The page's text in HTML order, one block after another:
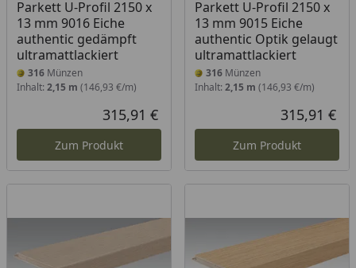
Parkett U-Profil 2150 x
13 mm 9016 Eiche
authentic gedämpft
ultramattlackiert
316 Münzen
Inhalt: 2,15 m (146,93 €/m)
Aktueller Preis
315,91 €
Zum Produkt
Parkett U-Profil 2150 x
13 mm 9015 Eiche
authentic Optik gelaugt
ultramattlackiert
316Münzen
Inhalt: 2,15 m (146,93 €/m)
315,91 €
Zum Produkt